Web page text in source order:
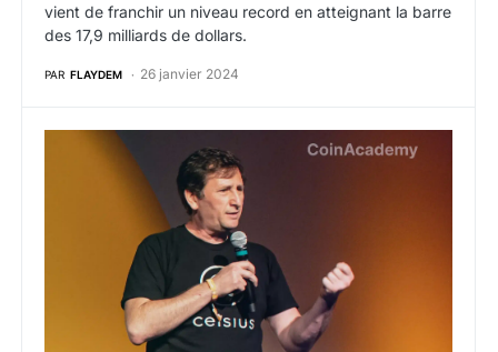
vient de franchir un niveau record en atteignant la barre
des 17,9 milliards de dollars.
PAR FLAYDEM 26 janvier 2024
Ethereum : Celsius dépose $1 milliard d’ETH sur